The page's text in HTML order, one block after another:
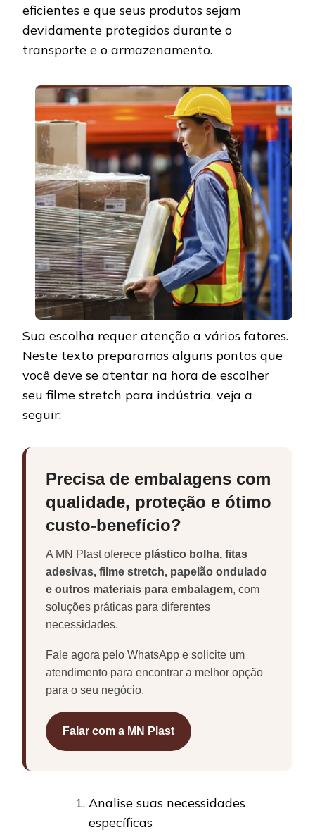
eficientes e que seus produtos sejam
devidamente protegidos durante o
transporte e o armazenamento.
Sua escolha requer atenção a vários fatores.
Neste texto preparamos alguns pontos que
você deve se atentar na hora de escolher
seu filme stretch para indústria, veja a
seguir:
Precisa de embalagens com
qualidade, proteção e ótimo
custo-benefício?
A MN Plast oferece plástico bolha, fitas
adesivas, filme stretch, papelão ondulado
e outros materiais para embalagem, com
soluções práticas para diferentes
necessidades.
Fale agora pelo WhatsApp e solicite um
atendimento para encontrar a melhor opção
para o seu negócio.
Falar com a MN Plast
Analise suas necessidades
específicas